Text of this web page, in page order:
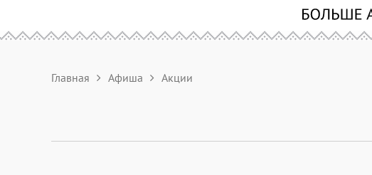
Главная Афиша Акции